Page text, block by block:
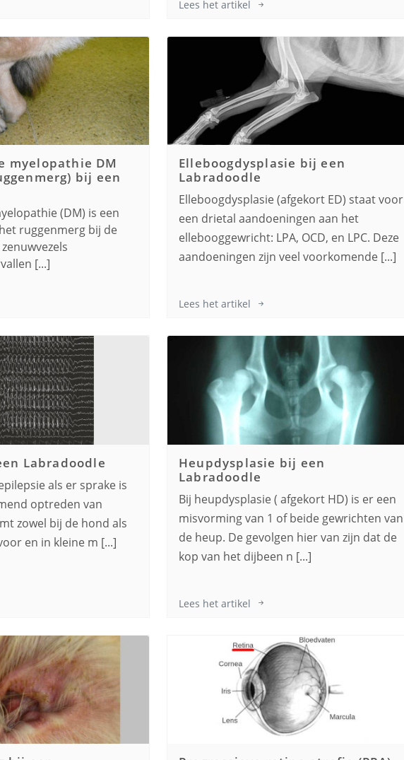
Lees het artikel
myelopathie DM
bij een
(DM) is een
ruggenmerg bij de
[...]
Elleboogdysplasie bij een
Labradoodle
Elleboogdysplasie (afgekort ED) staat voor
een drietal aandoeningen aan het
ellebooggewricht: LPA, OCD, en LPC. Deze
aandoeningen zijn veel voorkomende [...]
Lees het artikel
Labradoodle
als er sprake is
optreden van
zowel bij de hond als
en in kleine m [...]
Heupdysplasie bij een
Labradoodle
Bij heupdysplasie ( afgekort HD) is er een
misvorming van 1 of beide gewrichten van
de heup. De gevolgen hier van zijn dat de
kop van het dijbeen n [...]
Lees het artikel